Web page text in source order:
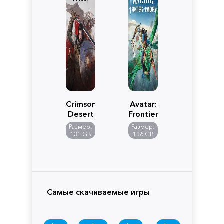
Crimson
Desert
Размер:
131 GB
Avatar:
Frontiers
of
Pandora
Размер:
136 GB
Самые скачиваемые игры